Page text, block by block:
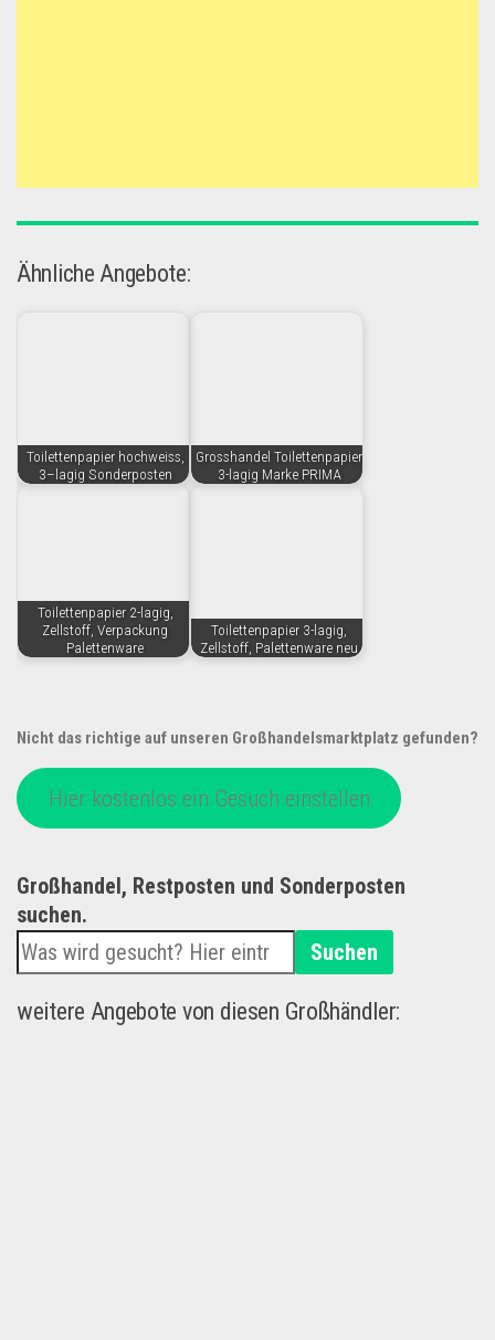
Ähnliche Angebote:
Toilettenpapier hochweiss,
3–lagig Sonderposten
Grosshandel Toilettenpapier
3-lagig Marke PRIMA
Toilettenpapier 2-lagig,
Zellstoff, Verpackung
Palettenware
Toilettenpapier 3-lagig,
Zellstoff, Palettenware neu
Nicht das richtige auf unseren Großhandelsmarktplatz gefunden?
Hier kostenlos ein Gesuch einstellen
Großhandel, Restposten und Sonderposten
suchen.
Suchen
weitere Angebote von diesen Großhändler: